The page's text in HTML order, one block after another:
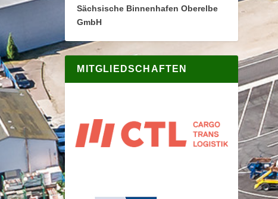
Sächsische Binnenhafen Oberelbe
GmbH
MITGLIEDSCHAFTEN